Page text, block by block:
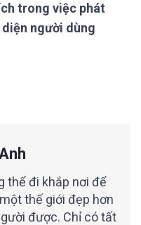
trong việc phát
người dùng
thể đi khắp nơi để
thế giới đẹp hơn
được. Chỉ có tất